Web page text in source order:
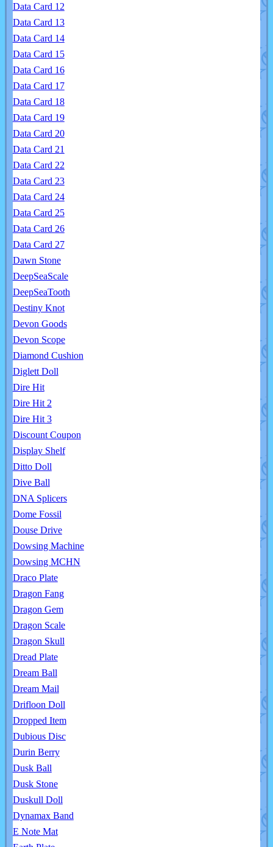
Data Card 12
Data Card 13
Data Card 14
Data Card 15
Data Card 16
Data Card 17
Data Card 18
Data Card 19
Data Card 20
Data Card 21
Data Card 22
Data Card 23
Data Card 24
Data Card 25
Data Card 26
Data Card 27
Dawn Stone
DeepSeaScale
DeepSeaTooth
Destiny Knot
Devon Goods
Devon Scope
Diamond Cushion
Diglett Doll
Dire Hit
Dire Hit 2
Dire Hit 3
Discount Coupon
Display Shelf
Ditto Doll
Dive Ball
DNA Splicers
Dome Fossil
Douse Drive
Dowsing Machine
Dowsing MCHN
Draco Plate
Dragon Fang
Dragon Gem
Dragon Scale
Dragon Skull
Dread Plate
Dream Ball
Dream Mail
Drifloon Doll
Dropped Item
Dubious Disc
Durin Berry
Dusk Ball
Dusk Stone
Duskull Doll
Dynamax Band
E Note Mat